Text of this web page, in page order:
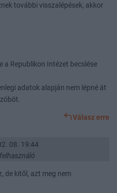
további visszalépések, akkor
a Republikon Intézet becslése
adatok alapján nem lépné át
Válasz erre
08. 19:44
de kitől, azt meg nem